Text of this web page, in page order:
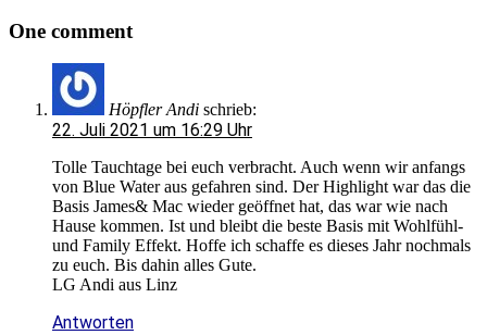
One comment
Höpfler Andi schrieb:
22. Juli 2021 um 16:29 Uhr
Tolle Tauchtage bei euch verbracht. Auch wenn wir anfangs
von Blue Water aus gefahren sind. Der Highlight war das die
Basis James& Mac wieder geöffnet hat, das war wie nach
Hause kommen. Ist und bleibt die beste Basis mit Wohlfühl-
und Family Effekt. Hoffe ich schaffe es dieses Jahr nochmals
zu euch. Bis dahin alles Gute.
LG Andi aus Linz
Antworten